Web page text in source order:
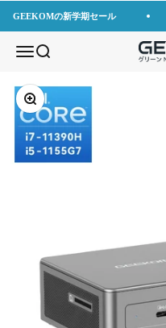
コンテンツへスキップ
GEEKOMの新学期セール
メニューを開く
検索を開く
ズームイン